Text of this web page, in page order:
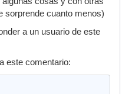
sorprende cuanto menos)
a un usuario de este
este comentario: